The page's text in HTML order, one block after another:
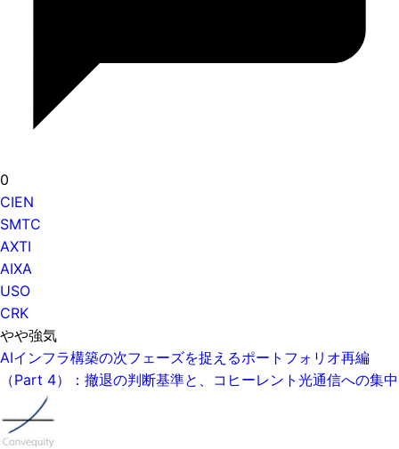
0
CIEN
SMTC
AXTI
AIXA
USO
CRK
やや強気
AIインフラ構築の次フェーズを捉えるポートフォリオ再編
（Part 4）：撤退の判断基準と、コヒーレント光通信への集中